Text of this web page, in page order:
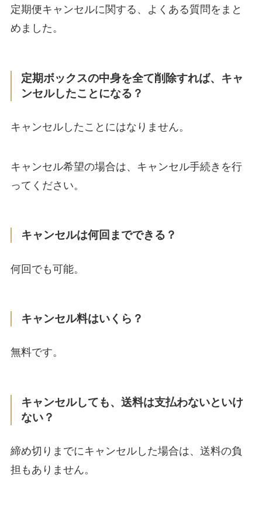
定期便キャンセルに関する、よくある質問をまと
めました。
定期ボックスの中身を全て削除すれば、キャ
ンセルしたことになる？
キャンセルしたことにはなりません。
キャンセル希望の場合は、キャンセル手続きを行
ってください。
キャンセルは何回までできる？
何回でも可能。
キャンセル料はいくら？
無料です。
キャンセルしても、送料は支払わないといけ
ない？
締め切りまでにキャンセルした場合は、送料の負
担もありません。